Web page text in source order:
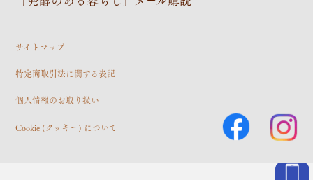
サイトマップ
特定商取引法に関する表記
個人情報のお取り扱い
Cookie (クッキー) について